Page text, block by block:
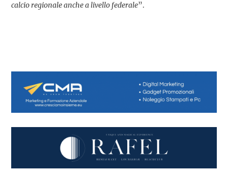
calcio regionale anche a livello federale”.